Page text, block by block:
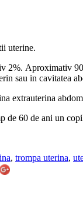
uterine.
2%. Aproximativ
sau in cavitatea
extrauterina
de 60 de ani un
, trompa uterina,